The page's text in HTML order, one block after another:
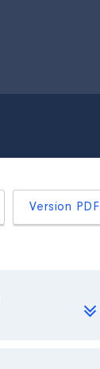
Version PDF